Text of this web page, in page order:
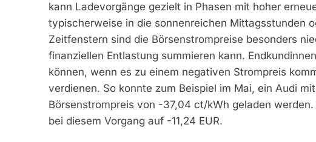
kann Ladevorgänge gezielt in Phasen mit hoher
typischerweise in die sonnenreichen Mittagsstunden
Zeitfenstern sind die Börsenstrompreise besonders
finanziellen Entlastung summieren kann.
können, wenn es zu einem negativen Strompreis
verdienen. So konnte zum Beispiel im Mai, ein Audi
Börsenstrompreis von -37,04 ct/kWh geladen
bei diesem Vorgang auf -11,24 EUR.